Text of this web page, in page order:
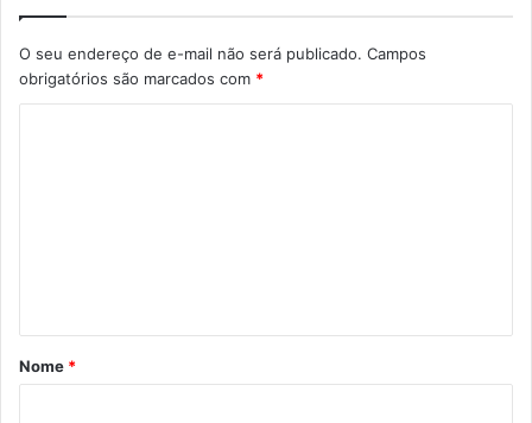
O seu endereço de e-mail não será publicado. Campos
obrigatórios são marcados com *
á
r
Nome *